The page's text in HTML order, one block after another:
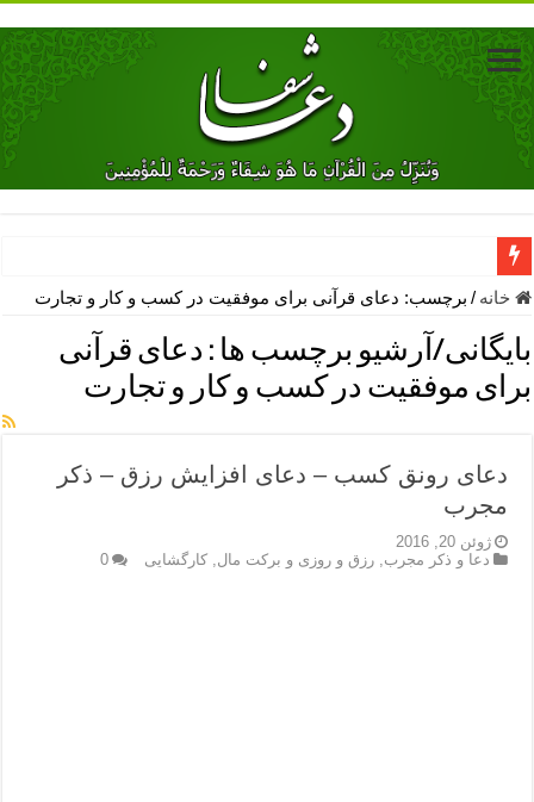
دعای جلب محبت فوری معشوق – دعای جلب محبت شوهر
دعای مشکل گشا برای رفع فقر – ذکرهای روزی‌ بخش
معجزات دعای یا من اظهر الجمیل – دعای یا من اظهر الجمیل برای
مهم ترین اذکار الهی و فضیلت آن ها – ذکر مخصوص مستجاب الدعوه
دعای رفع فقر و طلب رزق و روزی – آیه‌ جلب ثروت و برکت مال
خانه / برچسب: دعای قرآنی برای موفقیت در کسب و کار و تجارت
بایگانی/آرشیو برچسب ها : دعای قرآنی
برای موفقیت در کسب و کار و تجارت
دعای رونق کسب – دعای افزایش رزق – ذکر
مجرب
ژوئن 20, 2016
دعا و ذکر مجرب ,رزق و روزی و برکت مال ,کارگشایی 0